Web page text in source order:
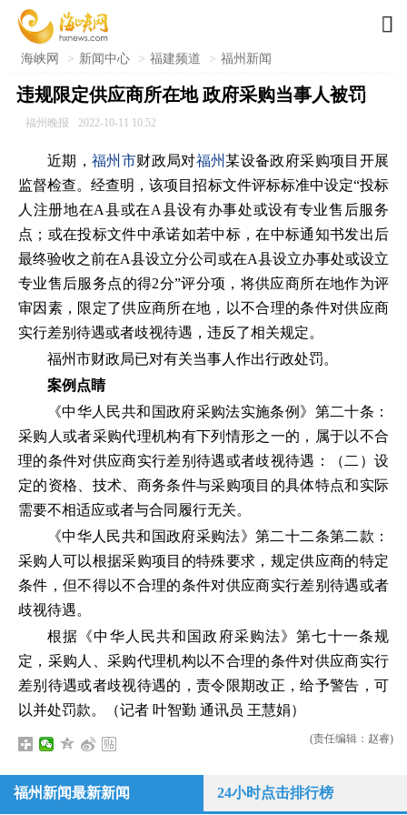

海峡网 > 新闻中心 > 福建频道 > 福州新闻
违规限定供应商所在地 政府采购当事人被罚
福州晚报 2022-10-11 10:52
近期，福州市财政局对福州某设备政府采购项目开展
监督检查。经查明，该项目招标文件评标标准中设定“投标
人注册地在A县或在A县设有办事处或设有专业售后服务
点；或在投标文件中承诺如若中标，在中标通知书发出后
最终验收之前在A县设立分公司或在A县设立办事处或设立
专业售后服务点的得2分”评分项，将供应商所在地作为评
审因素，限定了供应商所在地，以不合理的条件对供应商
实行差别待遇或者歧视待遇，违反了相关规定。
福州市财政局已对有关当事人作出行政处罚。
案例点睛
《中华人民共和国政府采购法实施条例》第二十条：
采购人或者采购代理机构有下列情形之一的，属于以不合
理的条件对供应商实行差别待遇或者歧视待遇：（二）设
定的资格、技术、商务条件与采购项目的具体特点和实际
需要不相适应或者与合同履行无关。
《中华人民共和国政府采购法》第二十二条第二款：
采购人可以根据采购项目的特殊要求，规定供应商的特定
条件，但不得以不合理的条件对供应商实行差别待遇或者
歧视待遇。
根据《中华人民共和国政府采购法》第七十一条规
定，采购人、采购代理机构以不合理的条件对供应商实行
差别待遇或者歧视待遇的，责令限期改正，给予警告，可
以并处罚款。（记者 叶智勤 通讯员 王慧娟）
(责任编辑：赵睿)
福州新闻最新新闻 24小时点击排行榜